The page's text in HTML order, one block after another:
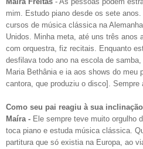
mim. Estudo piano desde os sete
cursos de música clássica na
Unidos. Minha meta, até uns três anos
com orquestra, fiz recitais. Enquanto
desfilava todo ano na escola de
Maria Bethânia e ia aos shows do meu
cantora, que produziu o disco]. Sempre
Como seu pai reagiu à sua
Maíra - Ele sempre teve muito orgulho
toca piano e estuda música clássica.
partitura que só existia na Europa, ao